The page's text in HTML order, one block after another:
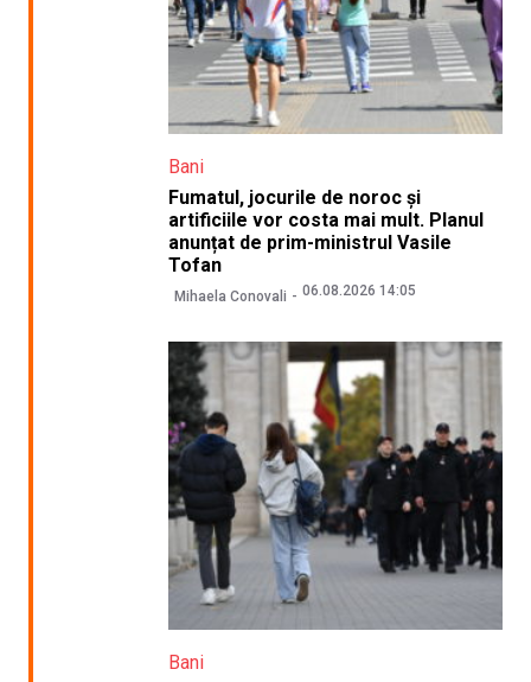
Bani
Fumatul, jocurile de noroc și
artificiile vor costa mai mult. Planul
anunțat de prim-ministrul Vasile
Tofan
Mihaela Conovali 06.08.2026 14:05
Bani